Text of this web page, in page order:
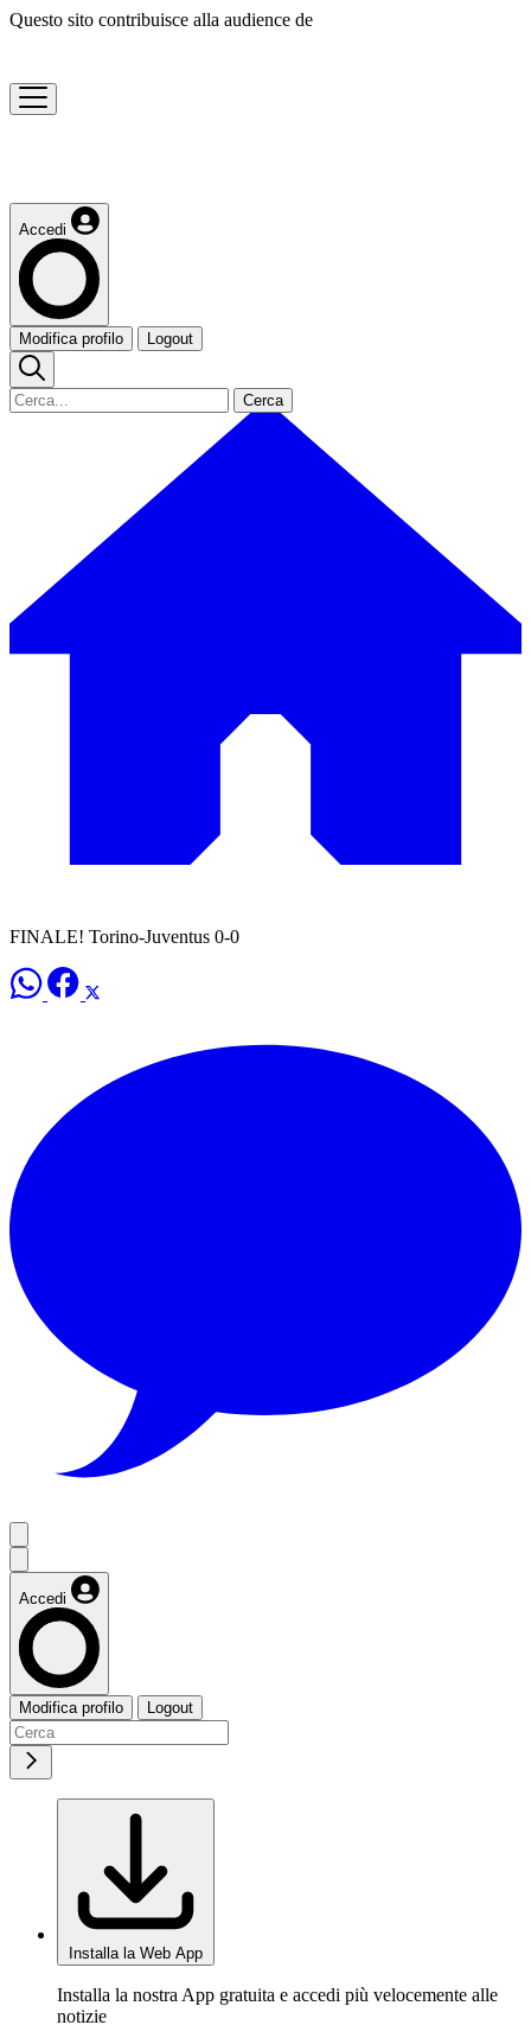
Questo sito contribuisce alla audience de
Accedi
Modifica profilo Logout
Cerca
FINALE! Torino-Juventus 0-0
Accedi
Modifica profilo Logout
Installa la Web App
Installa la nostra App gratuita e accedi più velocemente alle
notizie